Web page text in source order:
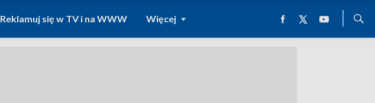
Reklamuj się w TV i na WWW Więcej